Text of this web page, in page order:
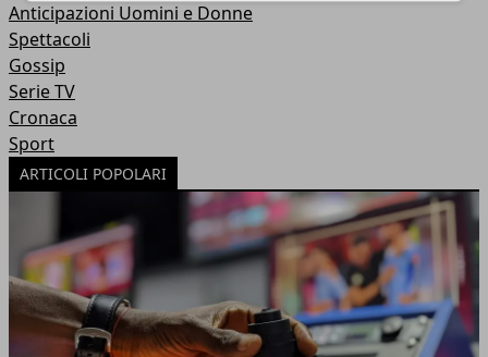
Anticipazioni Uomini e Donne
Spettacoli
Gossip
Serie TV
Cronaca
Sport
ARTICOLI POPOLARI